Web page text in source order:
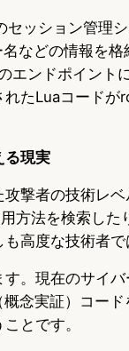
ッション管理
などの情報を
エンドポイント
たLuaコード
る現実
撃者の技術レ
方法を検索し
高度な技術者で
。現在のサイ
念実証）コー
とです。